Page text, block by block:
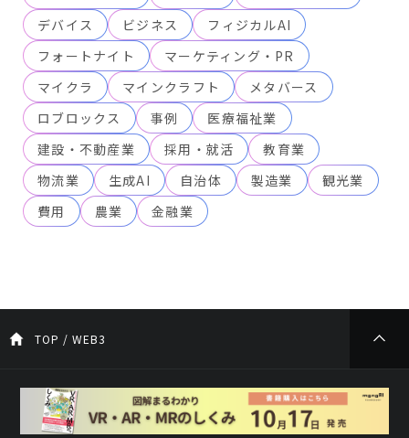
デバイス
ビジネス
フィジカルAI
フォートナイト
マーケティング・PR
マイクラ
マインクラフト
メタバース
ロブロックス
事例
医療福祉業
建設・不動産業
採用・就活
教育業
物流業
生成AI 自治体 製造業
観光業
費用
農業 金融業
TOP / WEB3